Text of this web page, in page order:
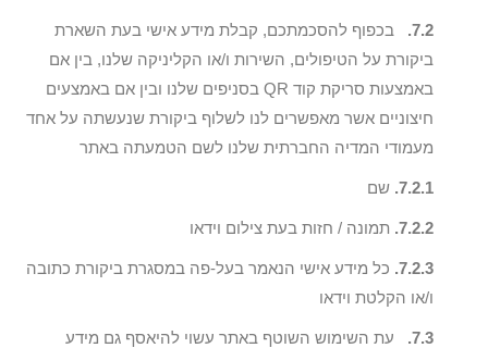
7.2.
בכפוף להסכמתכם, קבלת מידע אישי בעת השארת
ביקורת על הטיפולים, השירות ו/או הקליניקה שלנו, בין אם
באמצעות סריקת קוד QR בסניפים שלנו ובין אם באמצעים
חיצוניים אשר מאפשרים לנו לשלוף ביקורת שנעשתה על אחד
מעמודי המדיה החברתית שלנו לשם הטמעתה באתר
7.2.1. שם
7.2.2. תמונה / חזות בעת צילום וידאו
7.2.3. כל מידע אישי הנאמר בעל-פה במסגרת ביקורת כתובה
ו/או הקלטת וידאו
7.3.
עת השימוש השוטף באתר עשוי להיאסף גם מידע